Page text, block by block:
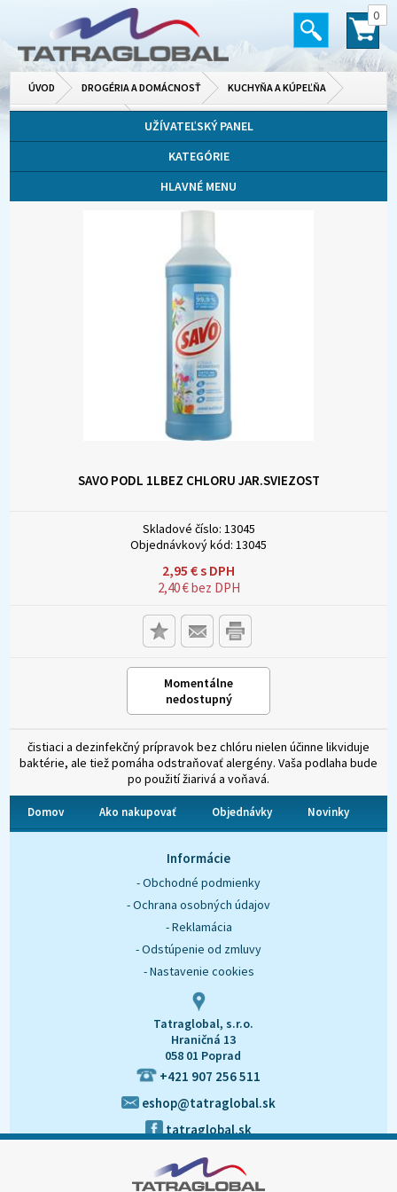
0
ÚVOD DROGÉRIA A DOMÁCNOSŤ KUCHYŇA A KÚPEĽŇA
UŽÍVATEĽSKÝ PANEL
KATEGÓRIE
HLAVNÉ MENU
SAVO PODL 1LBEZ CHLORU JAR.SVIEZOST
Skladové číslo: 13045
Objednávkový kód: 13045
2,95 €s DPH
2,40€bez DPH
Momentálne
nedostupný
čistiaci a dezinfekčný prípravok bez chlóru nielen účinne likviduje
baktérie, ale tiež pomáha odstraňovať alergény. Vaša podlaha bude
po použití žiarivá a voňavá.
Domov Ako nakupovať Objednávky Novinky
Informácie
- Obchodné podmienky
- Ochrana osobných údajov
- Reklamácia
- Odstúpenie od zmluvy
- Nastavenie cookies
Tatraglobal, s.r.o.
Hraničná 13
058 01 Poprad
+421 907 256 511
eshop@tatraglobal.sk
tatraglobal.sk